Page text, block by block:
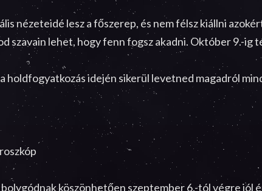
nézeteidé lesz a főszerep, és nem félsz kiállni
szavain lehet, hogy fenn fogsz akadni. Október 9.-
holdfogyatkozás idején sikerül levetned magadról
köszönhetően szeptember 6.-tól végre jól